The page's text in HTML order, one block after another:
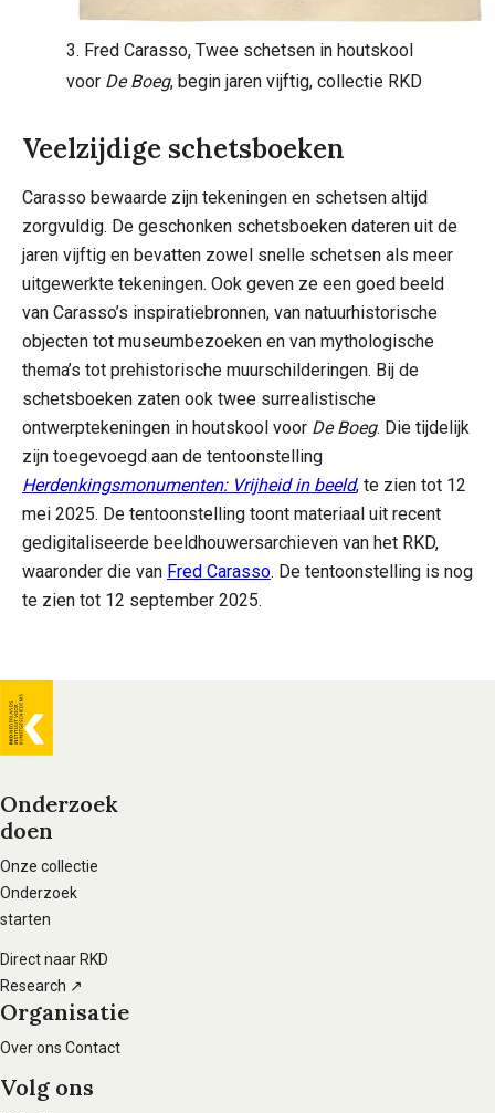
3. Fred Carasso, Twee schetsen in houtskool
voor De Boeg, begin jaren vijftig, collectie RKD
Veelzijdige schetsboeken
Carasso bewaarde zijn tekeningen en schetsen altijd
zorgvuldig. De geschonken schetsboeken dateren uit de
jaren vijftig en bevatten zowel snelle schetsen als meer
uitgewerkte tekeningen. Ook geven ze een goed beeld
van Carasso’s inspiratiebronnen, van natuurhistorische
objecten tot museumbezoeken en van mythologische
thema’s tot prehistorische muurschilderingen. Bij de
schetsboeken zaten ook twee surrealistische
ontwerptekeningen in houtskool voor De Boeg. Die tijdelijk
zijn toegevoegd aan de tentoonstelling
Herdenkingsmonumenten: Vrijheid in beeld, te zien tot 12
mei 2025. De tentoonstelling toont materiaal uit recent
gedigitaliseerde beeldhouwersarchieven van het RKD,
waaronder die van Fred Carasso. De tentoonstelling is nog
te zien tot 12 september 2025.
Algemene
Voet
hoofdnavigatie
Onderzoek
doen
Onze collectie
Onderzoek
starten
Direct naar RKD
Research ↗
Organisatie
Over ons Contact
Volg ons